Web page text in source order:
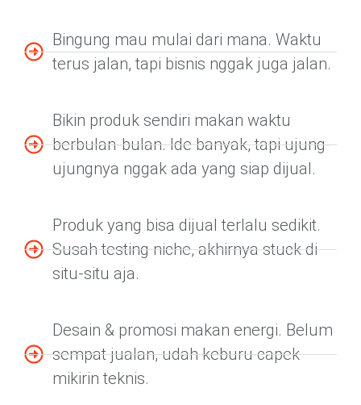
Bingung mau mulai dari mana. Waktu
terus jalan, tapi bisnis nggak juga jalan.
Bikin produk sendiri makan waktu
berbulan-bulan. Ide banyak, tapi ujung-
ujungnya nggak ada yang siap dijual.
Produk yang bisa dijual terlalu sedikit.
Susah testing niche, akhirnya stuck di
situ-situ aja.
Desain & promosi makan energi. Belum
sempat jualan, udah keburu capek
mikirin teknis.